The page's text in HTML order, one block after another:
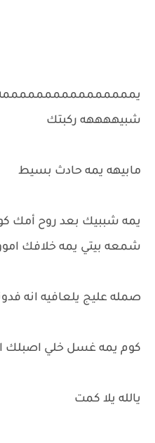
يممممممممممممممممه
شبيههههه ركبتك
مابيهه يمه حادث بسيط
يمه شببيك بعد روح أمك
شمعه بيتي يمه خلافك
صمله عليج يلعافيه انه
كوم يمه غسل خلي اصبلك
يالله يلا كمت